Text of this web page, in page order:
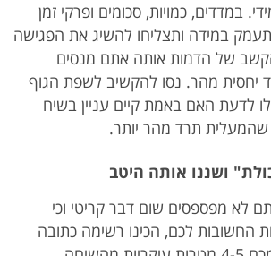
במדדים, כמויות, סכומים ופרקי זמן
במידה ותצליחו להשיג את הפגישה
של הדמות אותה אתם מנסים
יחסית מהר. נסו להקשיב לשפת הגוף
לדעת האם באמת קיים עניין בשיח
תרד מהר יותר.
ושננו אותה היטב
לא מפספסים שום דבר קריטי וכי
החשובות לכם, הכינו רשימה כתובה